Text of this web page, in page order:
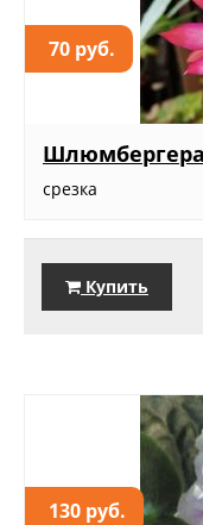
70 руб.
срезка
Купить
130 руб.